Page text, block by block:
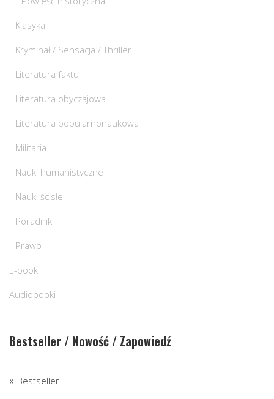
Klasyka
Kryminał / Sensacja / Thriller
Literatura faktu
Literatura obyczajowa
Literatura popularnonaukowa
Militaria
Nauki humanistyczne
Nauki ścisłe
Poradniki
Prawo
E-booki
Audiobooki
Bestseller / Nowość / Zapowiedź
Bestseller